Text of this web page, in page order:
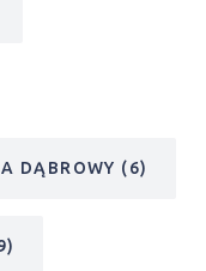
DĄBROWY (6)